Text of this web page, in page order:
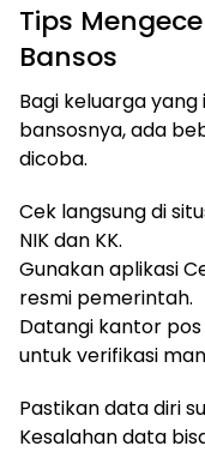
Tips
Bansos
Bagi keluarga
bansosnya, ada
dicoba.
Cek langsung di
NIK dan KK.
Gunakan aplikasi
resmi pemerintah.
Datangi kantor
untuk verifikasi
Pastikan data diri
Kesalahan data